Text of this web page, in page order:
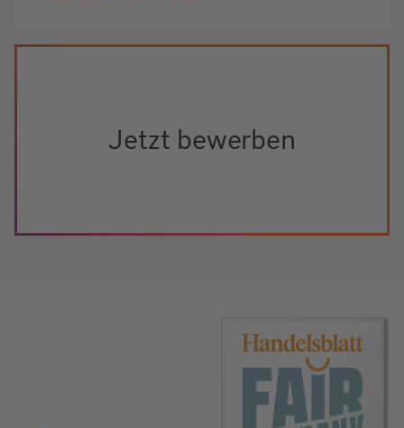
Jetzt bewerben